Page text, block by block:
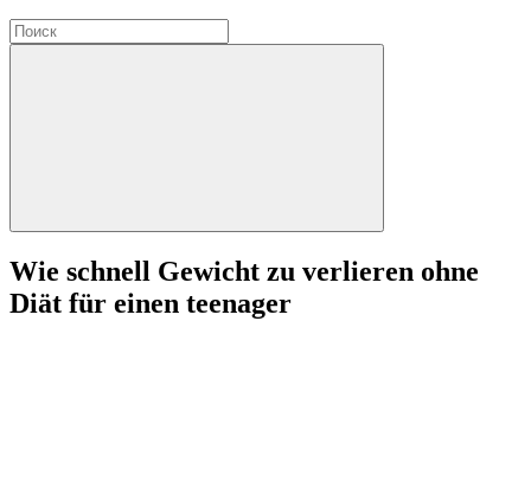
Wie schnell Gewicht zu verlieren ohne
Diät für einen teenager